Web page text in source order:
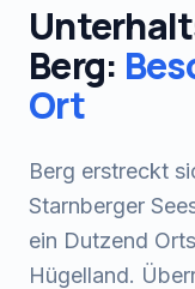
Berg:
Ort
Berg erstreckt
Starnberger
ein Dutzend
Hügelland.